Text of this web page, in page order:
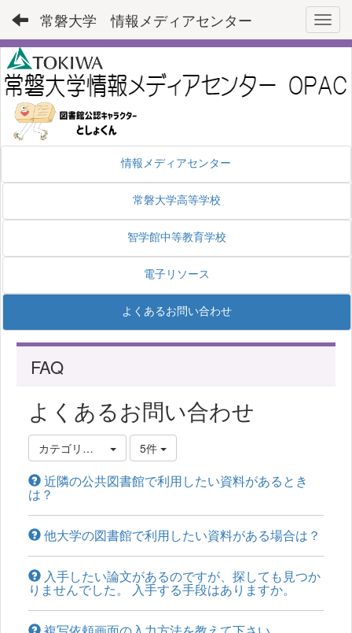
常磐大学 情報メディアセンター
情報メディアセンター
常磐大学高等学校
智学館中等教育学校
電子リソース
よくあるお問い合わせ
FAQ
よくあるお問い合わせ
カテゴリ選択 5件
近隣の公共図書館で利用したい資料があるとき
は？
他大学の図書館で利用したい資料がある場合は？
入手したい論文があるのですが、探しても見つか
りませんでした。 入手する手段はありますか。